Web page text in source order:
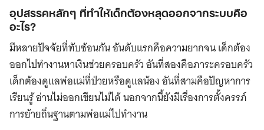
อุปสรรคหลักๆ ที่ทำให้เด็กต้องหลุดออกจากระบบคือ
อะไร?
มีหลายปัจจัยที่ทับซ้อนกัน อันดับแรกคือความยากจน เด็กต้อง
ออกไปทำงานหาเงินช่วยครอบครัว อันที่สองคือภาระครอบครัว
เด็กต้องดูแลพ่อแม่ที่ป่วยหรือดูแลน้อง อันที่สามคือปัญหาการ
เรียนรู้ อ่านไม่ออกเขียนไม่ได้ นอกจากนี้ยังมีเรื่องการตั้งครรภ์
การย้ายถิ่นฐานตามพ่อแม่ไปทำงาน